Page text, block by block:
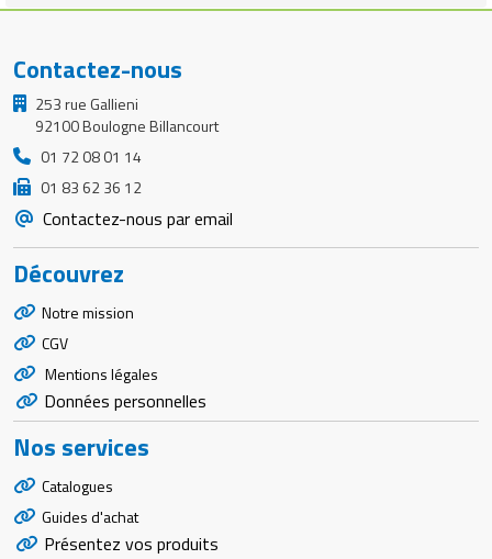
Contactez-nous
253 rue Gallieni
92100 Boulogne Billancourt
01 72 08 01 14
01 83 62 36 12
Contactez-nous par email
Découvrez
Notre mission
CGV
Mentions légales
Données personnelles
Nos services
Catalogues
Guides d'achat
Présentez vos produits